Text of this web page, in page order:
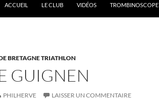
ACCUEIL LE CLUB VIDÉOS TROMBINOSCOPE
BRETAGNE TRIATHLON
GUIGNEN
PHILHERVE LAISSER UN COMMENTAIRE